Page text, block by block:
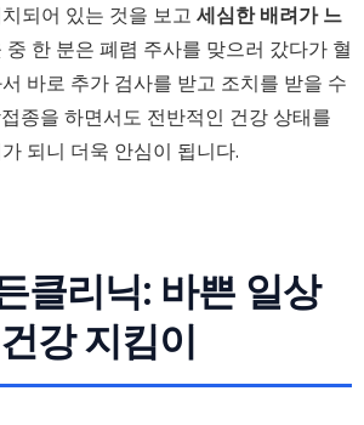
되어 있는 것을 보고 세심한 배려가 느
중 한 분은 폐렴 주사를 맞으러 갔다가 혈
바로 추가 검사를 받고 조치를 받을 수
종을 하면서도 전반적인 건강 상태를
되니 더욱 안심이 됩니다.
클리닉: 바쁜 일상
강 지킴이